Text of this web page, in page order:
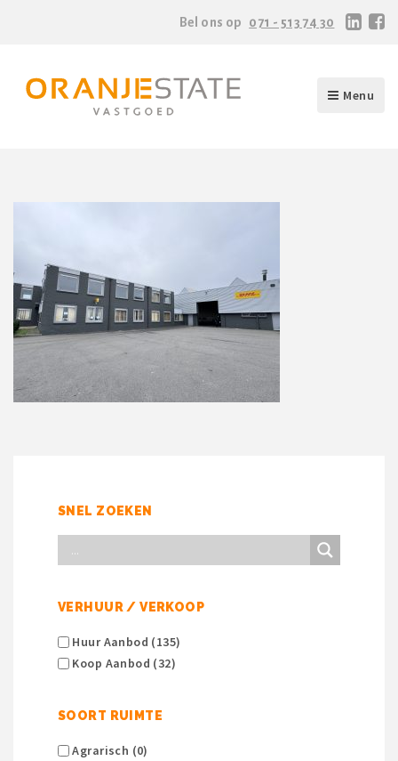
Bel ons op 071 - 513 74 30
Menu
SNEL ZOEKEN
VERHUUR / VERKOOP
Huur Aanbod (135)
Koop Aanbod (32)
SOORT RUIMTE
Agrarisch (0)